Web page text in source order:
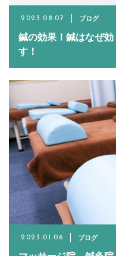
2023.08.07 ブログ
鍼の効果！鍼はなぜ
す！
2023.01.06 ブログ